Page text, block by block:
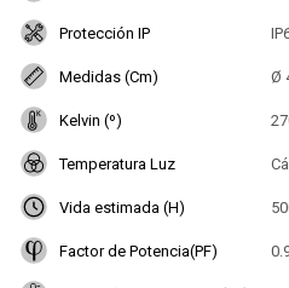
Protección IP
Medidas (Cm) Ø
Kelvin (º)
Temperatura Luz
Vida estimada (H)
Factor de Potencia(PF)